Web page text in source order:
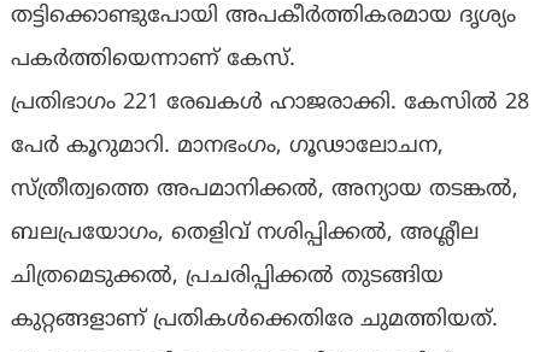
തട്ടിക്കൊണ്ടുപോയി അപകീര്‍ത്തികരമായ ദൃശ്യം
പകര്‍ത്തിയെന്നാണ് കേസ്.
പ്രതിഭാഗം 221 രേഖകള്‍ ഹാജരാക്കി. കേസില്‍ 28
പേര്‍ കൂറുമാറി. മാനഭംഗം, ഗൂഢാലോചന,
സ്ത്രീത്വത്തെ അപമാനിക്കല്‍, അന്യായ തടങ്കല്‍,
ബലപ്രയോഗം, തെളിവ് നശിപ്പിക്കല്‍, അശ്ലീല
ചിത്രമെടുക്കല്‍, പ്രചരിപ്പിക്കല്‍ തുടങ്ങിയ
കുറ്റങ്ങളാണ് പ്രതികള്‍ക്കെതിരേ ചുമത്തിയത്.